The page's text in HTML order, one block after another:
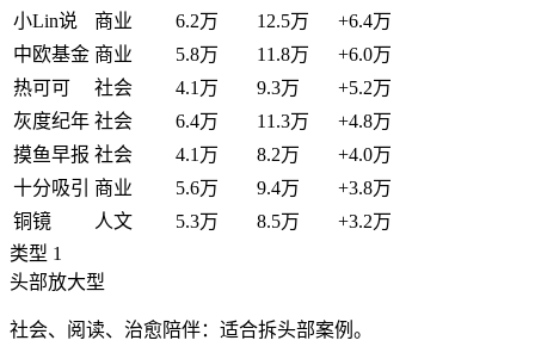
小Lin说
商业 6.2万 12.5万 +6.4万
中欧基金 商业 5.8万 11.8万 +6.0万
热可可
社会 4.1万 9.3万 +5.2万
灰度纪年 社会 6.4万 11.3万 +4.8万
摸鱼早报 社会 4.1万 8.2万 +4.0万
十分吸引
商业 5.6万 9.4万 +3.8万
铜镜
人文 5.3万 8.5万 +3.2万
类型 1
头部放大型
社会、阅读、治愈陪伴：适合拆头部案例。